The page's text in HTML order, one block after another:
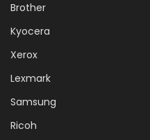
Brother
Kyocera
Xerox
Lexmark
Samsung
Ricoh